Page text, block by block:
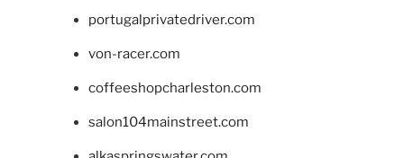
portugalprivatedriver.com
von-racer.com
coffeeshopcharleston.com
salon104mainstreet.com